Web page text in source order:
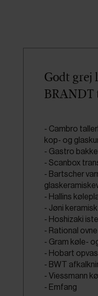
Godt grej
- Cambro
kop- og
- Gastro
- Scanbox
- Bartscher
- Hallins
- Jøni
- Hoshizaki
- Rational
- Gram køle-
- Hobart
- BWT
- Viessmann
- Emfang